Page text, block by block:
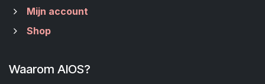
Mijn account
Shop
Waarom AIOS?